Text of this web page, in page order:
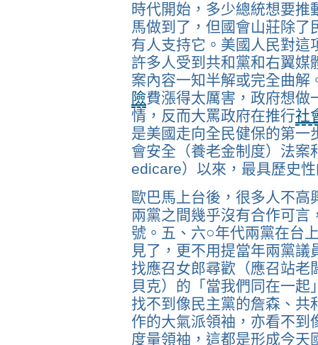
時代開始，多少總統想要
馬做到了，但國會山莊除了
有人支持它。美國人民對這
許多人受到共和黨和右翼媒
案內容一知半解或完全曲解
險費漲得太厲害，政府想做
情，反而大罵政府在推行社
是美國走向全民健保的第一
會安全（養老金制度）法案
edicare）以來，最具歷史
歐巴馬上台後，很多人不高
兩黨之間幾乎沒有合作可言
號。五、六○年代兩黨在台
見了，更不用提當年兩黨
找應召女郎尋歡（應召站老
貝克）的「當我們同在一
找不到像民主黨的詹森、共
作的大氣派領袖，亦看不到
度量領袖，這都是形成今天